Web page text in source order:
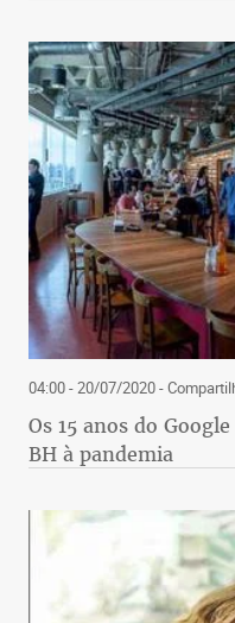
04:00 - 20/07/2020-
Os 15 anos do
BH à pandemia